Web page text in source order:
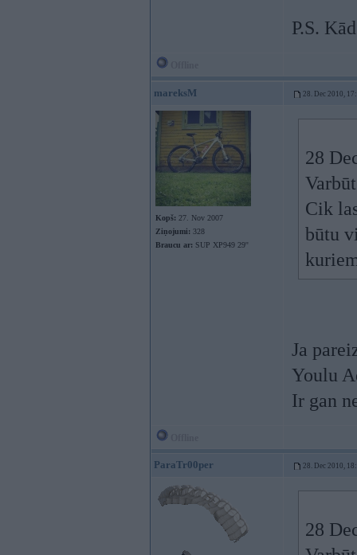
P.S.
mareksM 28. Dec 2010,
Kopš: 27. Nov 2007
Ziņojumi: 328
Braucu ar: SUP XP949 29''
28
Cik
būtu
Ja
Youlu
Ir gan
ParaTr00per 28. Dec 2010,
28